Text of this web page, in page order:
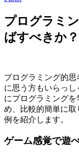
プログラミ
ばすべきか？
プログラミング的
に思う方もいらっ
にプログラミング
め、比較的簡単に
例を紹介します。
ゲーム感覚で遊